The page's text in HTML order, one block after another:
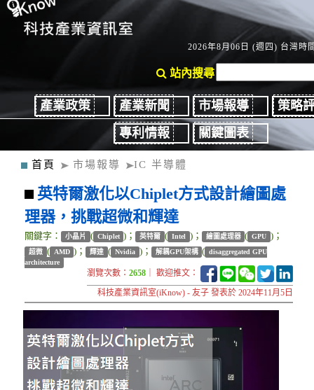
2026年8月06日 (週四) 台灣時
站內搜尋
產業政策 產業新聞 市場報導
策略
專利情報
關鍵圖表
首頁 市場報導 IC 半導體
英特爾激化以Chiplet方式設計繪圖處
理器，挑戰超微和輝達
關鍵字： 小晶片 ( Chiplet )； 英特爾 ( Intel )； 繪圖處理器 ( GPU )；
超微 ( AMD )； 輝達 ( Nvidia )； 解耦GPU架構 ( disaggregated GPU
architecture
瀏覽次數：2658 ｜ 歡迎推文：
科技產業資訊室(iKnow) - 友子 發表於 2024年11月5日